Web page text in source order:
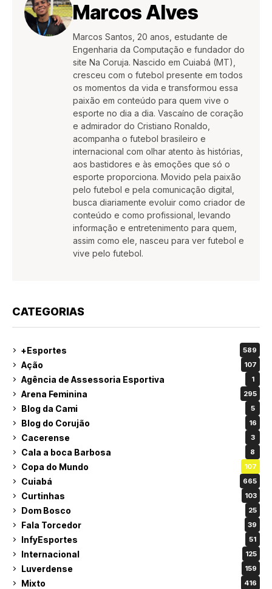
Marcos Alves
Marcos Santos, 20 anos, estudante de
Engenharia da Computação e fundador do
site Na Coruja. Nascido em Cuiabá (MT),
cresceu com o futebol presente em todos
os momentos da vida e transformou essa
paixão em conteúdo para quem vive o
esporte no dia a dia. Vascaíno de coração
e admirador do Cristiano Ronaldo,
acompanha o futebol brasileiro e
internacional com olhar atento às histórias,
aos bastidores e às emoções que só o
esporte proporciona. Movido pela paixão
pelo futebol e pela comunicação digital,
busca diariamente evoluir como criador de
conteúdo e como profissional, levando
informação e entretenimento para quem,
assim como ele, nasceu para ver futebol e
vive pelo futebol.
CATEGORIAS
+Esportes 589
Ação 107
Agência de Assessoria Esportiva 1
Arena Feminina 295
Blog da Cami 5
Blog do Corujão 16
Cacerense 3
Cala a boca Barbosa 8
Copa do Mundo 107
Cuiabá 665
Curtinhas 103
Dom Bosco 25
Fala Torcedor 39
InfyEsportes 51
Internacional 125
Luverdense 159
Mixto 416